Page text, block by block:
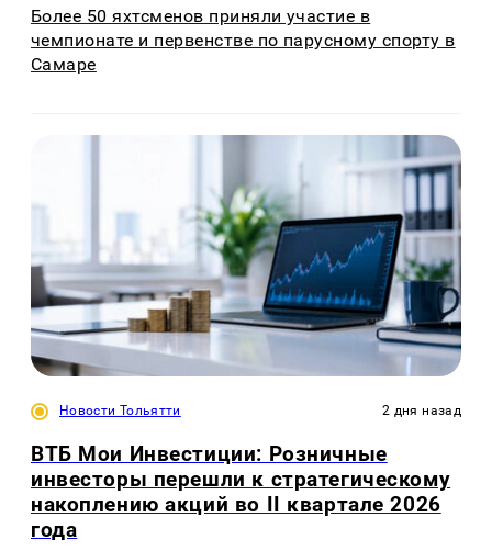
Более 50 яхтсменов приняли участие в
чемпионате и первенстве по парусному спорту в
Самаре
Новости Тольятти 2 дня назад
ВТБ Мои Инвестиции: Розничные
инвесторы перешли к стратегическому
накоплению акций во II квартале 2026
года